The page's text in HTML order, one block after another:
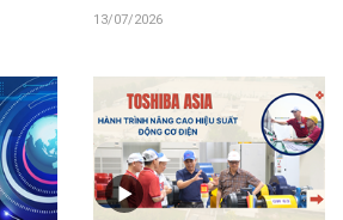
13/07/2026